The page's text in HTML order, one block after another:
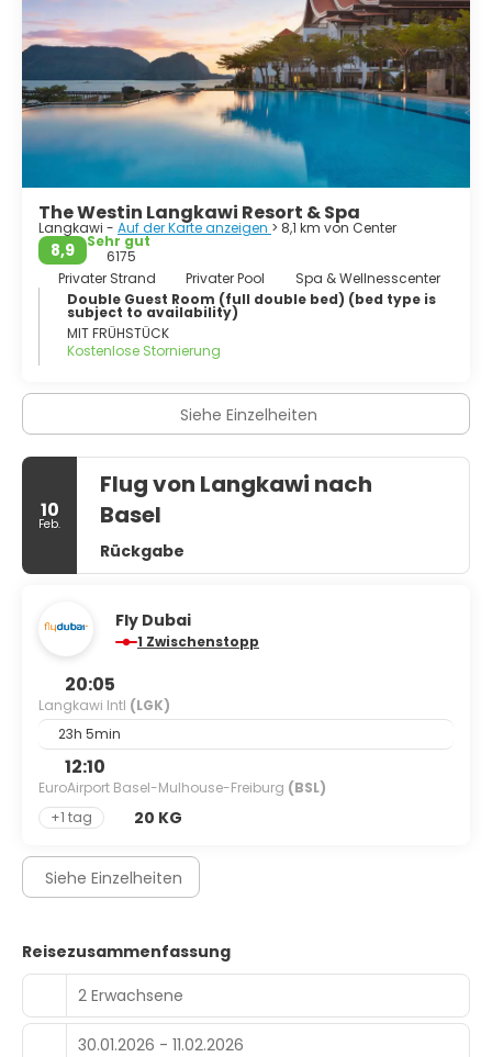
Ausflugsmöglichkeiten. Klassische Inselrundfahrten
stehen ebenso auf dem Programm wie Mangroven-
Touren, Dschungel-Exkursionen oder die Erkundung des
"Kampung-Lifestyles", des dörflichen Lebens. Die Fans der
Insel schwärmen von der sehr relaxten Atmosphäre, die
den Alltagsstress ganz schnell vergessen lässt. Die Anreise
erfolgt per Flug von Kuala Lumpur oder Singapur. Als beste
Reisezeit gelten die Monate November bis Mai/Juni. In der
Nebensaison wird es ruhiger, das Meer kann aufgewühlt
The Westin Langkawi Resort & Spa
Langkawi - Auf der Karte anzeigen > 8,1 km von Center
8,9
Sehr gut
6175
Privater Strand
Privater Pool
Spa & Wellnesscenter
Double Guest Room (full double bed) (bed type is
subject to availability)
MIT FRÜHSTÜCK
Kostenlose Stornierung
Siehe Einzelheiten
10
Feb.
Flug von Langkawi nach
Basel
Rückgabe
Fly Dubai
1 Zwischenstopp
20:05
Langkawi Intl (LGK)
23h 5min
12:10
EuroAirport Basel-Mulhouse-Freiburg (BSL)
+1 tag
20 KG
Siehe Einzelheiten
Reisezusammenfassung
2 Erwachsene
30.01.2026 - 11.02.2026